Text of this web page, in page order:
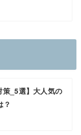
策_5選】大人気の
？